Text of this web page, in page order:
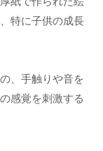
特に子供の成長
、手触りや音を
感覚を刺激する